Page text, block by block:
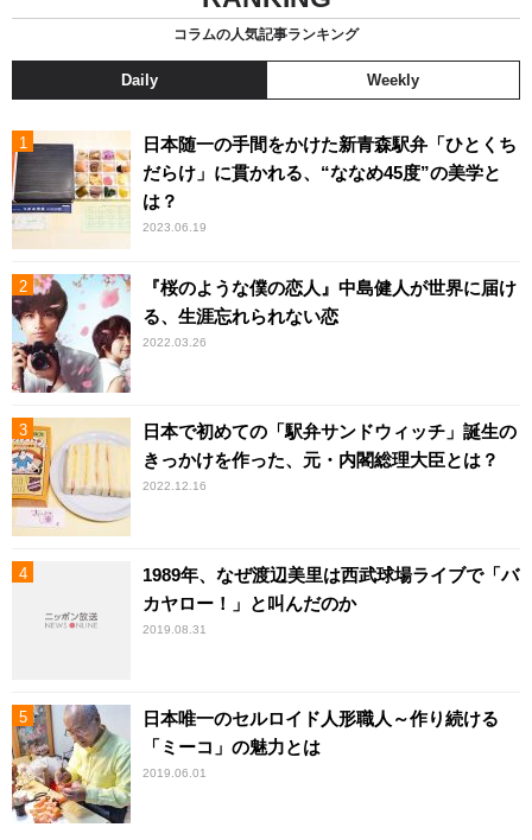
コラムの人気記事ランキング
Daily Weekly
日本随一の手間をかけた新青森駅弁「ひとくち
だらけ」に貫かれる、“ななめ45度”の美学と
は？
2023.06.19
『桜のような僕の恋人』中島健人が世界に届け
る、生涯忘れられない恋
2022.03.26
日本で初めての「駅弁サンドウィッチ」誕生の
きっかけを作った、元・内閣総理大臣とは？
2022.12.16
1989年、なぜ渡辺美里は西武球場ライブで「バ
カヤロー！」と叫んだのか
2019.08.31
日本唯一のセルロイド人形職人～作り続ける
「ミーコ」の魅力とは
2019.06.01